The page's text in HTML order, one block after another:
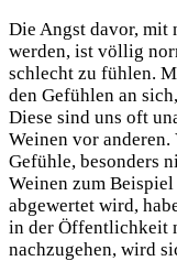
Die Angst davor, mit
werden, ist völlig
schlecht zu fühlen.
den Gefühlen an
Diese sind uns oft
Weinen vor
Gefühle, besonders
Weinen zum
abgewertet wird,
in der Öffentlichkeit
nachzugehen, wird